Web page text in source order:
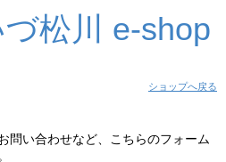
松川 e-shop
ショップへ戻る
問い合わせなど、こちらのフォーム